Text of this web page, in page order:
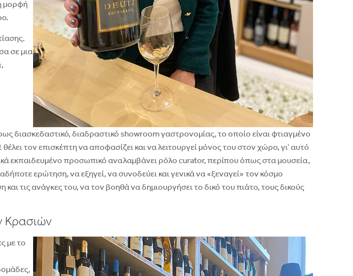
μορφή
σε μια
διασκεδαστικό, διαδραστικό showroom γαστρονομίας, το οποίο είναι φτιαγμένο
τον επισκέπτη να αποφασίζει και να λειτουργεί μόνος του στον χώρο, γι’ αυτό
εκπαιδευμένο προσωπικό αναλαμβάνει ρόλο curator, περίπου όπως στα μουσεία,
ερώτηση, να εξηγεί, να συνοδεύει και γενικά να «ξεναγεί» τον κόσμο
τις ανάγκες του, να τον βοηθά να δημιουργήσει το δικό του πιάτο, τους δικούς
Κρασιών
με το